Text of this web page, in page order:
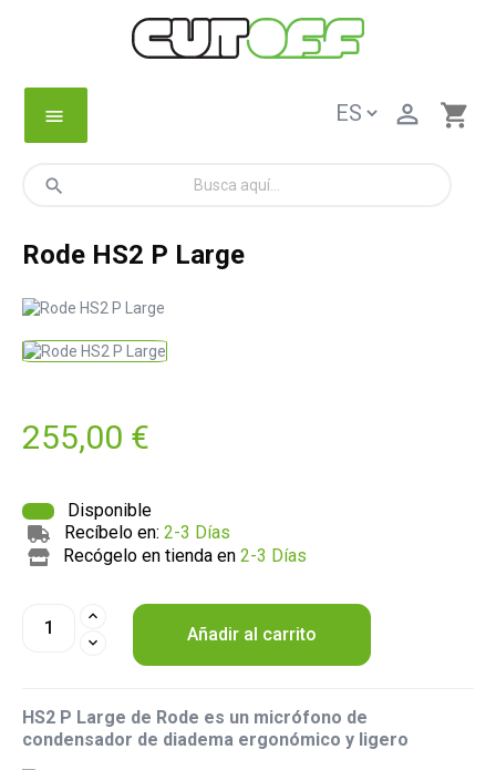
menu shopping_cart

search
Rode HS2 P Large
255,00 €
Disponible
Recíbelo en:2-3 Días
Recógelo en tienda en2-3 Días
Añadir al carrito
HS2 P Large de Rode es un micrófono de
condensador de diadema ergonómico y ligero